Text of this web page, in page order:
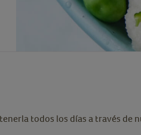
todos los días a través de